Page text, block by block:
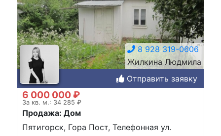
8 928 319-0606
Жилкина Людмила
Отправить заявку
6 000 000 ₽
За кв. м.: 34 285 ₽
Продажа: Дом
Пятигорск, Гора Пост, Телефонная ул.